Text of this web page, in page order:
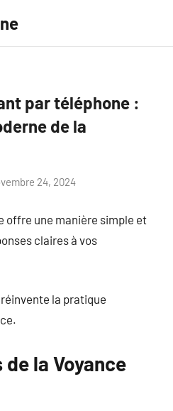
par téléphone :
de la
24, 2024
offre une manière simple et
claires à vos
la pratique
la Voyance